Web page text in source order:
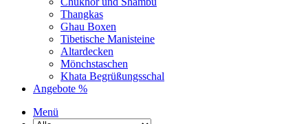
Thangkas
Ghau Boxen
Tibetische Manisteine
Altardecken
Mönchstaschen
Khata Begrüßungsschal
Angebote %
Menü